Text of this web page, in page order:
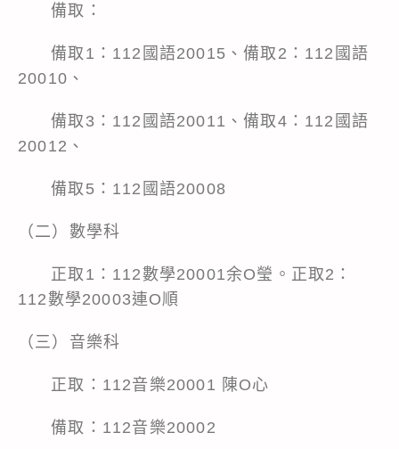
備取：
備取1：112國語20015、備取2：112國語
20010、
備取3：112國語20011、備取4：112國語
20012、
備取5：112國語20008
（二）數學科
正取1：112數學20001余O瑩。正取2：
112數學20003連O順
（三）音樂科
正取：112音樂20001 陳O心
備取：112音樂20002